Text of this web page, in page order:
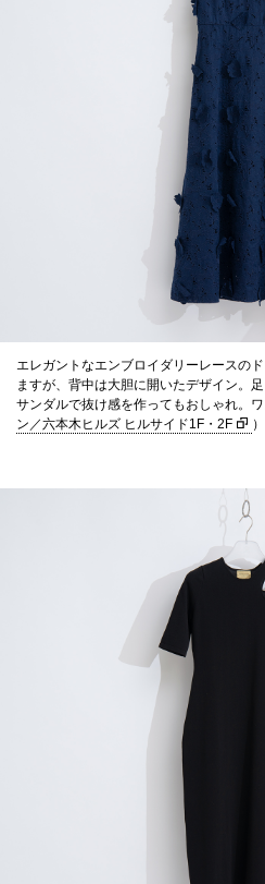
エレガントなエンブロイダリーレースの
ますが、背中は大胆に開いたデザイン。
サンダルで抜け感を作ってもおしゃれ。
ン／六本木ヒルズ ヒルサイド1F・2F
）